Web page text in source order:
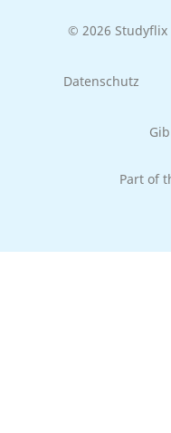
© 2026 Studyflix
Datenschutz
Part of